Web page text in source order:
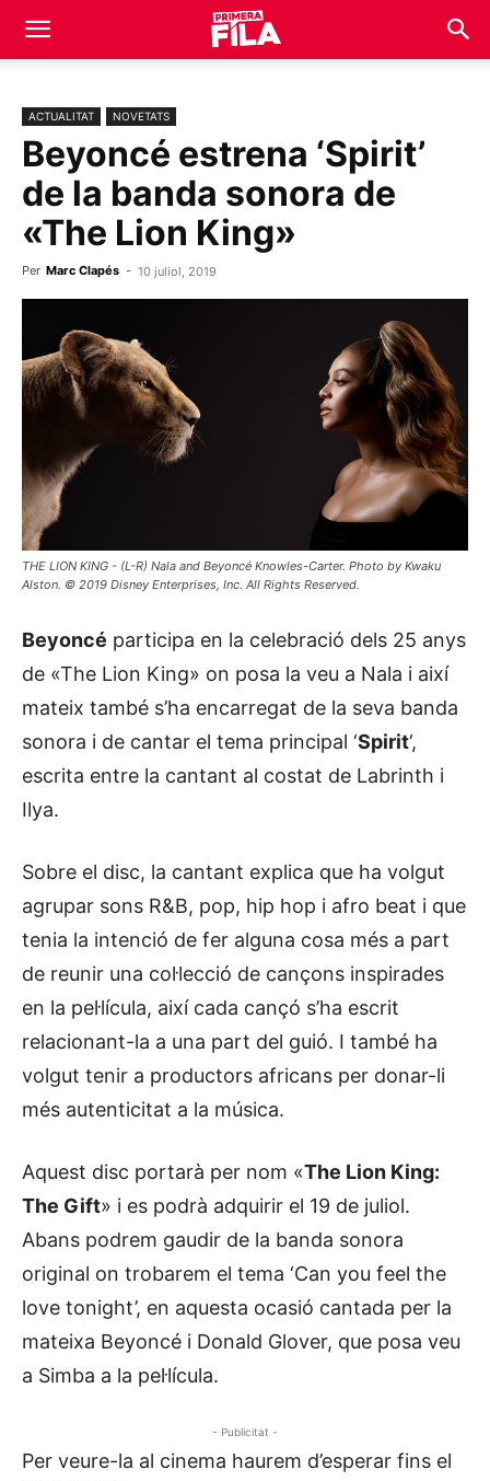
ACTUALITAT NOVETATS
Beyoncé estrena ‘Spirit’
de la banda sonora de
«The Lion King»
Per Marc Clapés - 10 juliol, 2019
THE LION KING - (L-R) Nala and Beyoncé Knowles-Carter. Photo by Kwaku
Alston. © 2019 Disney Enterprises, Inc. All Rights Reserved.
Beyoncé participa en la celebració dels 25 anys
de «The Lion King» on posa la veu a Nala i així
mateix també s’ha encarregat de la seva banda
sonora i de cantar el tema principal ‘Spirit‘,
escrita entre la cantant al costat de Labrinth i
Ilya.
Sobre el disc, la cantant explica que ha volgut
agrupar sons R&B, pop, hip hop i afro beat i que
tenia la intenció de fer alguna cosa més a part
de reunir una col·lecció de cançons inspirades
en la pel·lícula, així cada cançó s’ha escrit
relacionant-la a una part del guió. I també ha
volgut tenir a productors africans per donar-li
més autenticitat a la música.
Aquest disc portarà per nom «The Lion King:
The Gift» i es podrà adquirir el 19 de juliol.
Abans podrem gaudir de la banda sonora
original on trobarem el tema ‘Can you feel the
love tonight’, en aquesta ocasió cantada per la
mateixa Beyoncé i Donald Glover, que posa veu
a Simba a la pel·lícula.
- Publicitat -
Per veure-la al cinema haurem d’esperar fins el